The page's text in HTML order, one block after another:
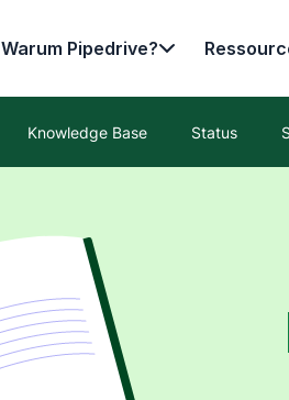
Warum Pipedrive?
Knowledge Base Status